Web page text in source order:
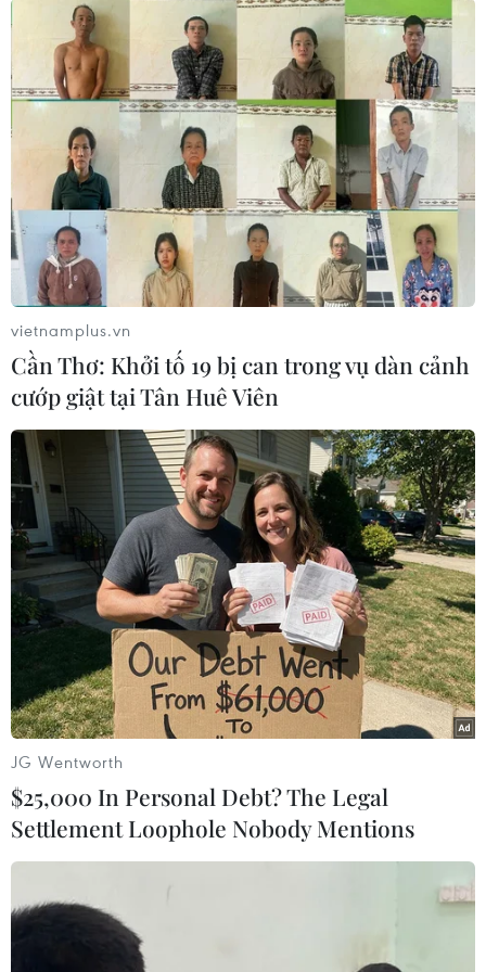
(TTXVN/Vietnam+)
#vắcxin phòng COVID-19
#Nhật Bản
#duy trì tình trạng khẩn cấp
#ca nhiễm mới
Nhật Bản
Theo dõi VietnamPlus
TIN LIÊN QUAN
vietnamplus.vn
Cần Thơ: Khởi tố 19 bị can trong vụ dàn cảnh
cướp giật tại Tân Huê Viên
JG Wentworth
$25,000 In Personal Debt? The Legal
Settlement Loophole Nobody Mentions